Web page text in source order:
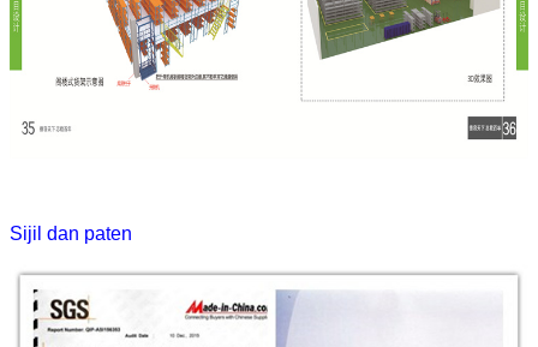
Sijil dan paten